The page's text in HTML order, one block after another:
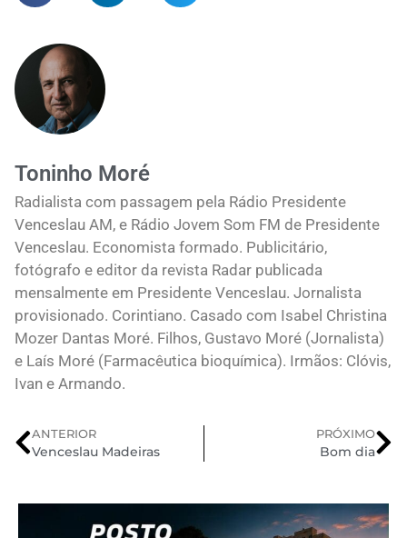
Toninho Moré
Radialista com passagem pela Rádio Presidente
Venceslau AM, e Rádio Jovem Som FM de Presidente
Venceslau. Economista formado. Publicitário,
fotógrafo e editor da revista Radar publicada
mensalmente em Presidente Venceslau. Jornalista
provisionado. Corintiano. Casado com Isabel Christina
Mozer Dantas Moré. Filhos, Gustavo Moré (Jornalista)
e Laís Moré (Farmacêutica bioquímica). Irmãos: Clóvis,
Ivan e Armando.
ANTERIOR
Venceslau Madeiras
PRÓXIMO
Bom dia